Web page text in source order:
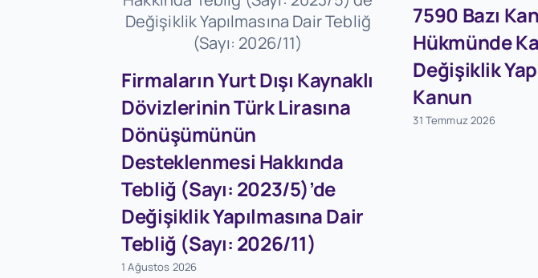
Firmaların Yurt Dışı Kaynaklı
Dövizlerinin Türk Lirasına
Dönüşümünün
Desteklenmesi Hakkında
Tebliğ (Sayı: 2023/5)’de
Değişiklik Yapılmasına Dair
Tebliğ (Sayı: 2026/11)
1 Ağustos 2026
7590 Bazı
Hükmünde
Değişiklik
Kanun
31 Temmuz 2026